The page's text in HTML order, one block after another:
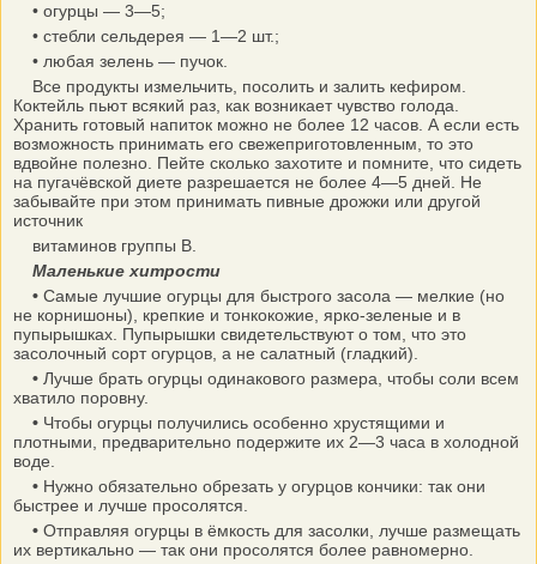
• огурцы — 3—5;
• стебли сельдерея — 1—2 шт.;
• любая зелень — пучок.
Все продукты измельчить, посолить и залить кефиром.
Коктейль пьют всякий раз, как возникает чувство голода.
Хранить готовый напиток можно не более 12 часов. А если есть
возможность принимать его свежеприготовленным, то это
вдвойне полезно. Пейте сколько захотите и помните, что сидеть
на пугачёвской диете разрешается не более 4—5 дней. Не
забывайте при этом принимать пивные дрожжи или другой
источник
витаминов группы B.
Маленькие хитрости
• Самые лучшие огурцы для быстрого засола — мелкие (но
не корнишоны), крепкие и тонкокожие, ярко-зеленые и в
пупырышках. Пупырышки свидетельствуют о том, что это
засолочный сорт огурцов, а не салатный (гладкий).
• Лучше брать огурцы одинакового размера, чтобы соли всем
хватило поровну.
• Чтобы огурцы получились особенно хрустящими и
плотными, предварительно подержите их 2—3 часа в холодной
воде.
• Нужно обязательно обрезать у огурцов кончики: так они
быстрее и лучше просолятся.
• Отправляя огурцы в ёмкость для засолки, лучше размещать
их вертикально — так они просолятся более равномерно.